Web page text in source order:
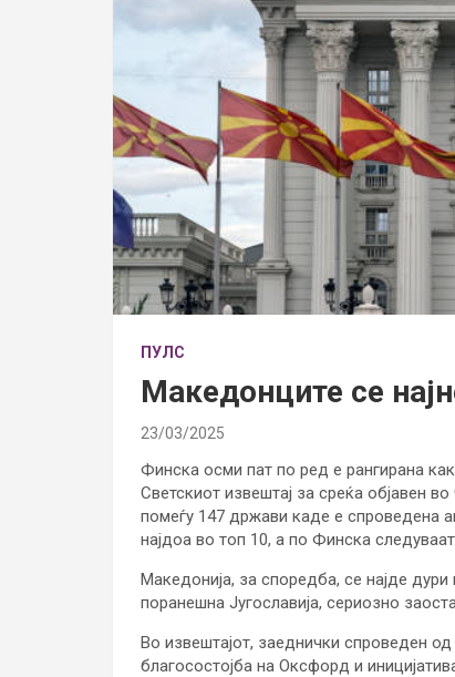
ПУЛС
Македонците се
23/03/2025
Финска осми пат по ред е рангирана
Светскиот извештај за среќа објавен
помеѓу 147 држави каде е спроведена
најдоа во топ 10, а по Финска
Македонија, за споредба, се најде
поранешна Југославија, сериозно
Во извештајот, заеднички спроведен
благосостојба на Оксфорд и